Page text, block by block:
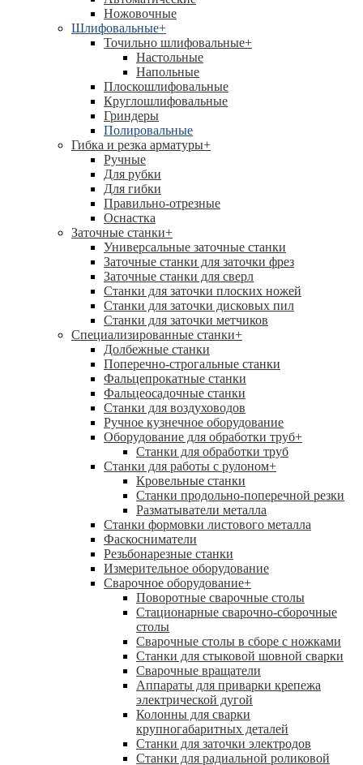
Ножовочные
Шлифовальные+
Точильно шлифовальные+
Настольные
Напольные
Плоскошлифовальные
Круглошлифовальные
Гриндеры
Полировальные
Гибка и резка арматуры+
Ручные
Для рубки
Для гибки
Правильно-отрезные
Оснастка
Заточные станки+
Универсальные заточные станки
Заточные станки для заточки фрез
Заточные станки для сверл
Станки для заточки плоских ножей
Станки для заточки дисковых пил
Станки для заточки метчиков
Специализированные станки+
Долбежные станки
Поперечно-строгальные станки
Фальцепрокатные станки
Фальцеосадочные станки
Станки для воздуховодов
Ручное кузнечное оборудование
Оборудование для обработки труб+
Станки для обработки труб
Станки для работы с рулоном+
Кровельные станки
Станки продольно-поперечной резки
Разматыватели металла
Станки формовки листового металла
Фаскосниматели
Резьбонарезные станки
Измерительное оборудование
Сварочное оборудование+
Поворотные сварочные столы
Стационарные сварочно-сборочные
столы
Сварочные столы в сборе с ножками
Станки для стыковой шовной сварки
Сварочные вращатели
Аппараты для приварки крепежа
электрической дугой
Колонны для сварки
крупногабаритных деталей
Станки для заточки электродов
Станки для радиальной роликовой